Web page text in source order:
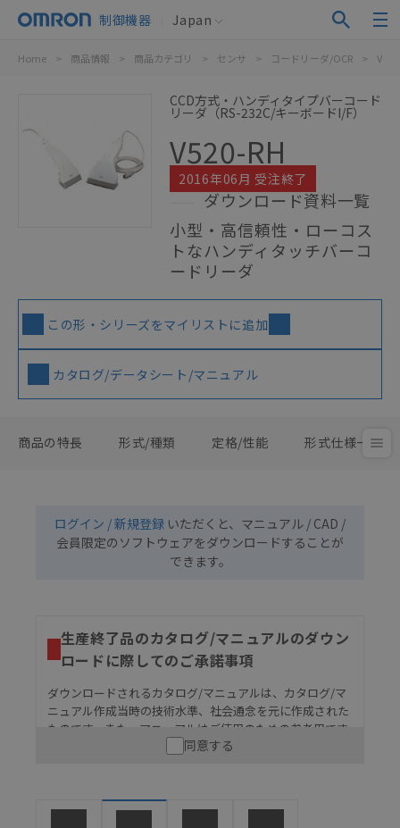
制御機器 Japan
Home > 商品情報 > 商品カテゴリ > センサ > コードリーダ/OCR >
CCD方式・ハンディタイプバーコード
リーダ（RS-232C/キーボードI/F）
V520-RH
2016年06月 受注終了
ダウンロード資料一覧
小型・高信頼性・ローコス
トなハンディタッチバーコ
ードリーダ
この形・シリーズをマイリストに追加
カタログ/データシート/マニュアル
商品の特長 形式/種類 定格/性能 形式仕様一覧
ログイン / 新規登録 いただくと、マニュアル / CAD /
会員限定のソフトウェアをダウンロードすることが
できます。
生産終了品のカタログ/マニュアルのダウン
ロードに際してのご承諾事項
ダウンロードされるカタログ/マニュアルは、カタログ/マ
ニュアル作成当時の技術水準、社会通念を元に作成された
ものです。また、マニュアルはご使用のための参考用です
ので、ご使用にあたっての安全性については十分にご配慮
うな用途に使用される場合には、システム全体として
同意する